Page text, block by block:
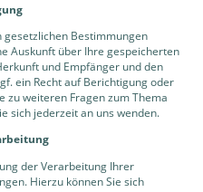
gesetzlichen Bestimmungen
Auskunft über Ihre gespeicherten
und Empfänger und den
ein Recht auf Berichtigung oder
zu weiteren Fragen zum Thema
sich jederzeit an uns wenden.
der Verarbeitung Ihrer
Hierzu können Sie sich